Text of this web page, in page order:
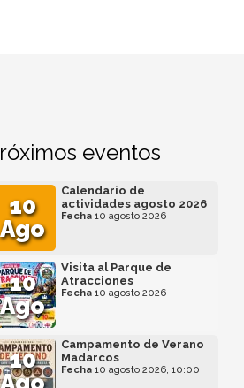
eventos
10
Ago
Calendario de
actividades agosto 2026
Fecha 10 agosto 2026
10
Ago
Visita al Parque de
Atracciones
Fecha 10 agosto 2026
10
Campamento de Verano
Madarcos
Fecha 10 agosto 2026, 10:00